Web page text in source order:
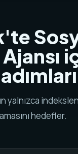
yalnızca
hedefler.